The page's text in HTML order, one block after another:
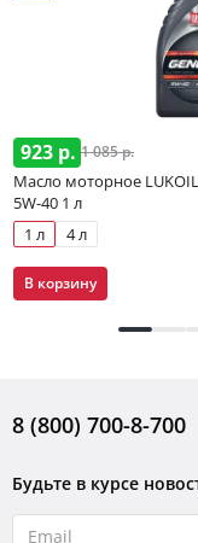
923 р. 1 085 р.
Масло моторное LUKOIL
5W-40 1 л
1 л
4 л
В корзину
8 (800) 700-8-700
Будьте в курсе